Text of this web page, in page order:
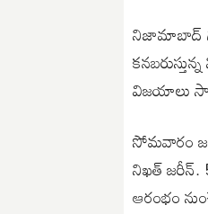
నిజామాబాద్
విజయాలు
సోమవారం
నిఖత్
ఆరంభం